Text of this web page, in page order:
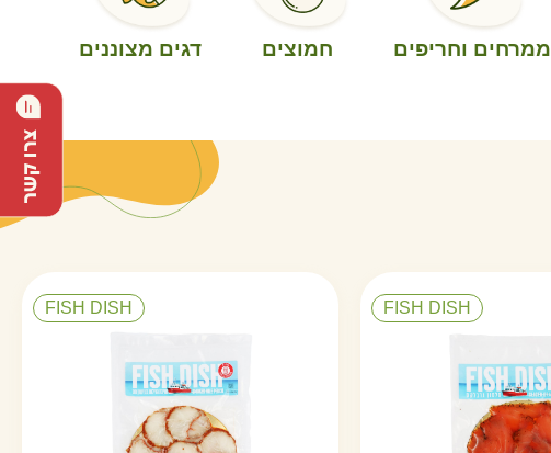
ממרחים וחריפים חמוצים דגים מצוננים
FISH DISH
FISH DISH